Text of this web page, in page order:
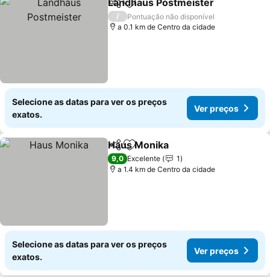
PartilharAdicionar aos favoritos
Landhaus Postmeister
/
Pontuação não disponível
a 0.1 km de Centro da cidade
Selecione as datas para ver os preços
exatos.
Ver preços
PartilharAdicionar aos favoritos
Haus Monika
9,0 Excelente
1
a 1.4 km de Centro da cidade
Selecione as datas para ver os preços
exatos.
Ver preços